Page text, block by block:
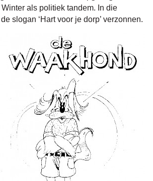
als politiek tandem. In die
slogan ‘Hart voor je dorp’ verzonnen.